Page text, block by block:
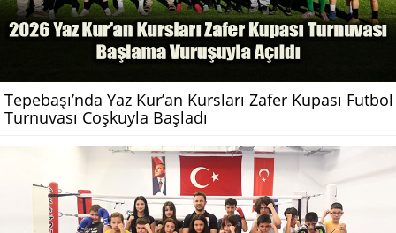
Tepebaşı’nda Yaz Kur’an Kursları Zafer Kupası Futbol
Turnuvası Coşkuyla Başladı